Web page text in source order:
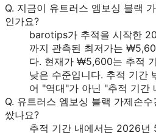
Q. 지금이 유트러스 엠보싱 블랙
인가요?
barotips가 추적을 시작한
까지 관측된 최저가는
다. 현재가 ₩5,600는 추적
낮은 수준입니다. 추적 기간
어 "역대"가 아닌 "추적 기간
Q. 유트러스 엠보싱 블랙 가제손
쌌나요?
추적 기간 내에서는 2026년